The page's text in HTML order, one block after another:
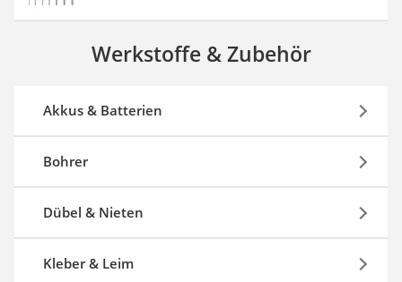
Werkstoffe & Zubehör
Akkus & Batterien
Bohrer
Dübel & Nieten
Kleber & Leim